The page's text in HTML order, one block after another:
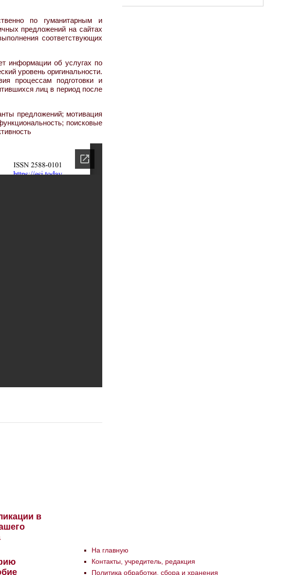
по гуманитарным и
предложений на сайтах
соответствующих
информации об услугах по
уровень оригинальности.
процессам подготовки и
лиц в период после
предложений; мотивация
поисковые
в
На главную
Контакты, учредитель, редакция
Политика обработки, сбора и хранения